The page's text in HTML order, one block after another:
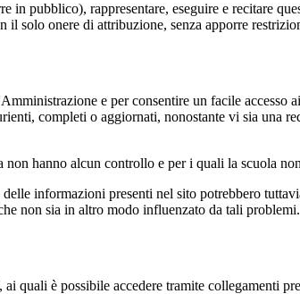
pubblico), rappresentare, eseguire e recitare
il solo onere di attribuzione, senza apporre
e per consentire un facile
completi o aggiornati, nonostante vi sia una
hanno alcun controllo e per i quali la scuola
informazioni presenti nel sito potrebbero
non sia in altro modo influenzato da tali problemi.
quali è possibile accedere tramite collegamenti